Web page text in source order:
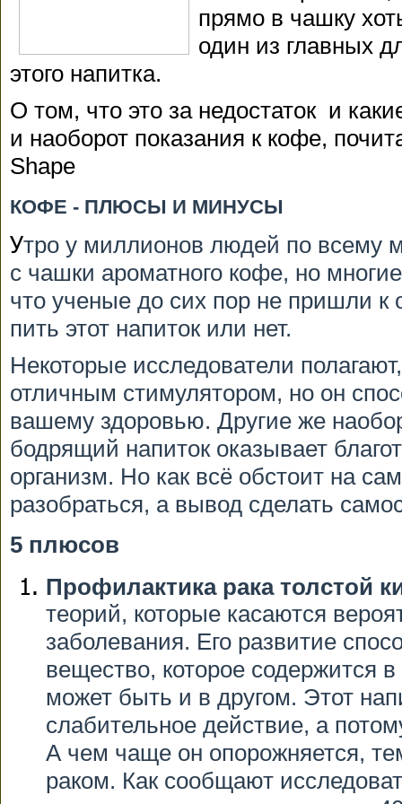
прямо в чашку
один из главных
этого напитка.
О том, что это за недостаток и
и наоборот показания к кофе,
Shape
КОФЕ - ПЛЮСЫ И МИНУСЫ
Утро у миллионов людей по всему
с чашки ароматного кофе, но
что ученые до сих пор не пришли
пить этот напиток или нет.
Некоторые исследователи
отличным стимулятором, но он
вашему здоровью. Другие же
бодрящий напиток оказывает
организм. Но как всё обстоит на
разобраться, а вывод сделать
5 плюсов
Профилактика рака толстой
теорий, которые касаются
заболевания. Его развитие
вещество, которое содержится
может быть и в другом. Этот
слабительное действие, а
А чем чаще он опорожняется,
раком. Как сообщают